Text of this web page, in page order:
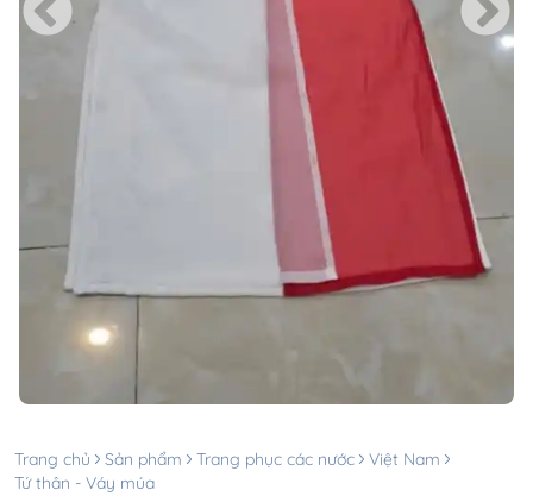
Trang chủ Sản phẩm Trang phục các nước
Việt Nam
Tứ thân - Váy múa